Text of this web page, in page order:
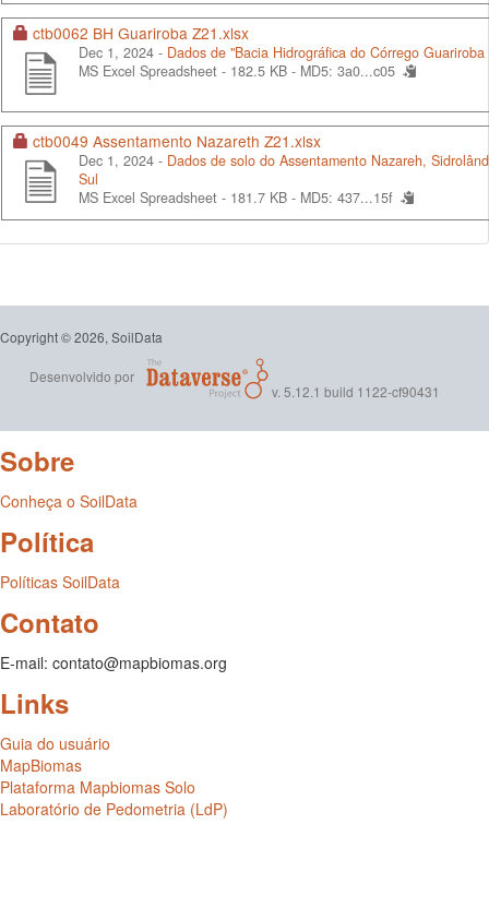
ctb0062 BH Guariroba Z21.xlsx
Dec 1, 2024 - Dados de "Bacia Hidrográfica do Córrego Guariroba
MS Excel Spreadsheet - 182.5 KB - MD5: 3a0...c05
ctb0049 Assentamento Nazareth Z21.xlsx
Dec 1, 2024 - Dados de solo do Assentamento Nazareh,
Sul
MS Excel Spreadsheet - 181.7 KB - MD5: 437...15f
Copyright © 2026, SoilData
Desenvolvido por
v. 5.12.1 build 1122-cf90431
Sobre
Conheça o SoilData
Política
Políticas SoilData
Contato
E-mail: contato@mapbiomas.org
Links
Guia do usuário
MapBiomas
Plataforma Mapbiomas Solo
Laboratório de Pedometria (LdP)